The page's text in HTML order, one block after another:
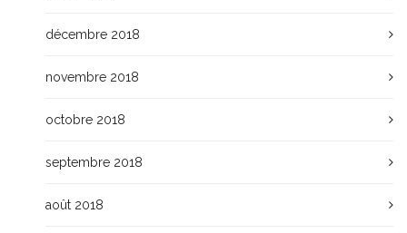
décembre 2018
novembre 2018
octobre 2018
septembre 2018
août 2018